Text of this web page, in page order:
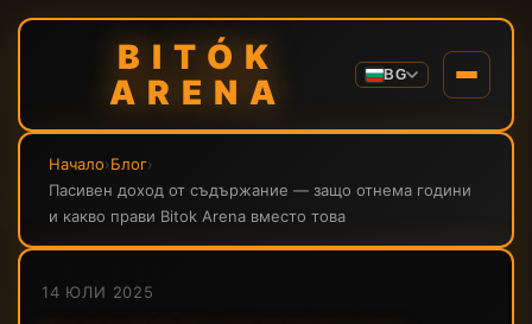
BITÓK
ARENA
BG
Начало›Блог›
Пасивен доход от съдържание — защо отнема години
и какво прави Bitok Arena вместо това
14 ЮЛИ 2025